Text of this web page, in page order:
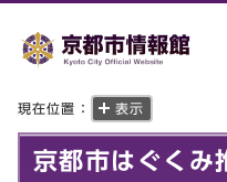
現在位置： 表示
京都市はぐく